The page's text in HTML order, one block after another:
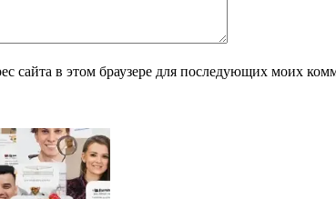
сайта в этом браузере для последующих моих